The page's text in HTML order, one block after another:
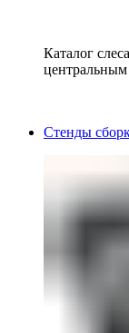
Каталог
Стенды